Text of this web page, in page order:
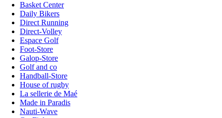
Basket Center
Daily Bikers
Direct Running
Direct-Volley
Espace Golf
Foot-Store
Galop-Store
Golf and co
Handball-Store
House of rugby
La sellerie de Maé
Made in Paradis
Nauti-Wave